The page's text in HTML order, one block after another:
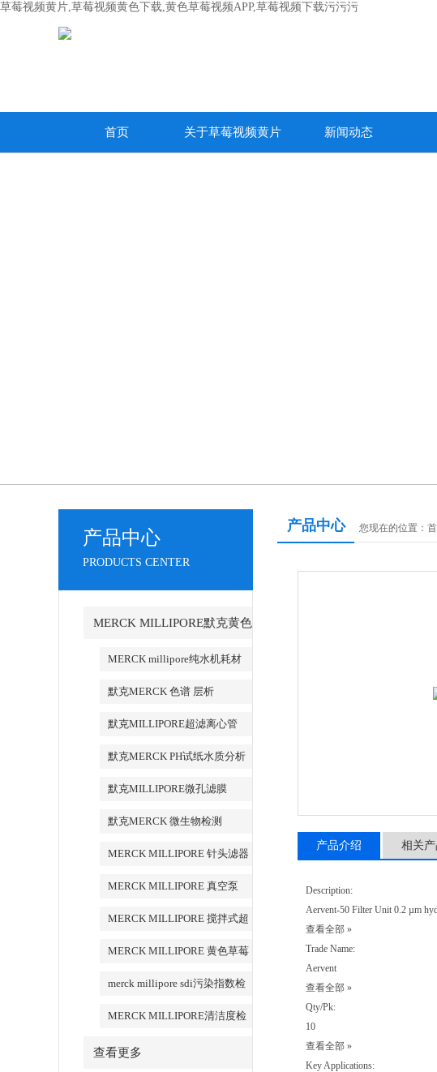
草莓视频黄片,草莓视频黄色下载,黄色草莓视频APP,草莓视频下载污污污
首页 关于草莓视频黄片 新闻动态
产品中心
PRODUCTS CENTER
MERCK MILLIPORE默克黄色
草莓视频APP产品
MERCK millipore纯水机耗材
默克MERCK 色谱 层析
默克MILLIPORE超滤离心管
默克MERCK PH试纸水质分析
默克MILLIPORE微孔滤膜
默克MERCK 微生物检测
MERCK MILLIPORE 针头滤器
MERCK MILLIPORE 真空泵
MERCK MILLIPORE 搅拌式超
MERCK MILLIPORE 黄色草莓
视频APP清洁度检测设备
merck millipore sdi污染指数检
MERCK MILLIPORE清洁度检
查看更多
产品中心 您现在的位置：
产品介绍 相关产
Description:
Aervent-50 Filter Unit 0.2 µm
查看全部 »
Trade Name:
Aervent
查看全部 »
Qty/Pk:
10
查看全部 »
Key Applications: